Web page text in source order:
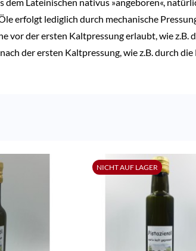
erfolgt lediglich durch mechanische
vor der ersten Kaltpressung erlaubt, wie z.B.
der ersten Kaltpressung, wie z.B. durch
NICHT AUF LAGER